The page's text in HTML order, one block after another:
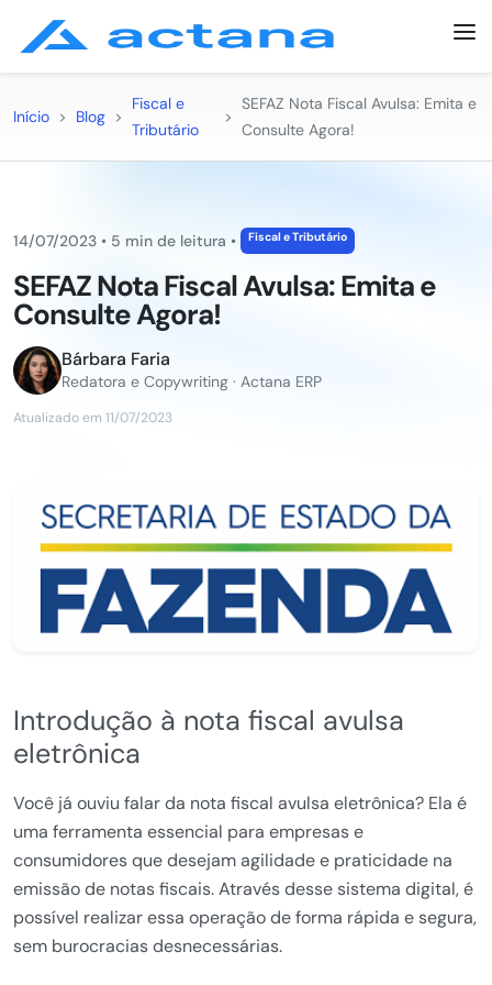
Início > Blog >
Fiscal e
Tributário
>
SEFAZ Nota Fiscal Avulsa: Emita e
Consulte Agora!
14/07/2023 • 5 min de leitura • Fiscal e Tributário
SEFAZ Nota Fiscal Avulsa: Emita e
Consulte Agora!
Bárbara Faria
Redatora e Copywriting · Actana ERP
Atualizado em 11/07/2023
Introdução à nota fiscal avulsa
eletrônica
Você já ouviu falar da nota fiscal avulsa eletrônica? Ela é
uma ferramenta essencial para empresas e
consumidores que desejam agilidade e praticidade na
emissão de notas fiscais. Através desse sistema digital, é
possível realizar essa operação de forma rápida e segura,
sem burocracias desnecessárias.